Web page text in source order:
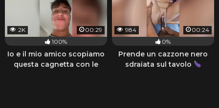
2K
00:29
100%
Io e il mio amico scopiamo
questa cagnetta con le
984
00:24
0%
Prende un cazzone nero
sdraiata sul tavolo